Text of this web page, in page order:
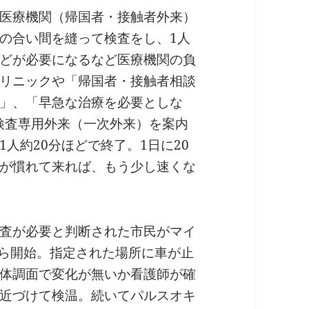
療機関（帰国者・接触者外来）
合い間を縫って検査をし、1人
が必要になるなど医療機関の負
ニックや「帰国者・接触者相談
、「早急な治療を必要としな
専用外来（一次外来）を案内
約20分ほどで終了。1日に20
慣れて来れば、もう少し速くな
が必要と判断された市民がマイ
開始。指定された場所に車が止
調面で変化が無いか看護師が確
づけて検温。続いてパルスオキ